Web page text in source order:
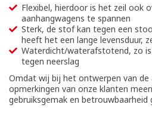
Flexibel, hierdoor is het zeil ook
aanhangwagens te spannen
Sterk, de stof kan tegen een
heeft het een lange levensduur,
Waterdicht/waterafstotend, zo is
tegen neerslag
Omdat wij bij het ontwerpen van de
opmerkingen van onze klanten
gebruiksgemak en betrouwbaarheid